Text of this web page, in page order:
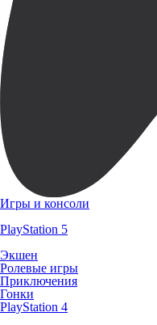
Игры и консоли
PlayStation 5
Экшен
Ролевые игры
Приключения
Гонки
PlayStation 4